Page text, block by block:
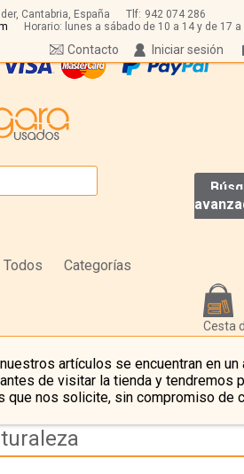
Cantabria, España Tlf: 942 074 286
Horario: lunes a sábado de 10 a 14 y de 17 a
Iniciar sesión
Contacto
Todos Categorías
Cesta
artículos se encuentran en un
de visitar la tienda y tendremos
que nos solicite, sin compromiso de